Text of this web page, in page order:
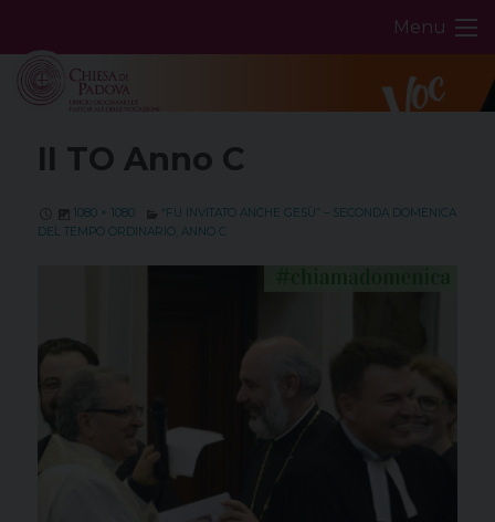
content
Menu
II TO Anno C
1080 × 1080
“FU INVITATO ANCHE GESÙ” – SECONDA DOMENICA
DEL TEMPO ORDINARIO, ANNO C